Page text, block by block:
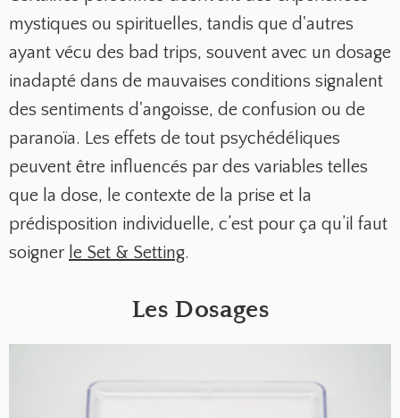
mystiques ou spirituelles, tandis que d'autres
ayant vécu des bad trips, souvent avec un dosage
inadapté dans de mauvaises conditions signalent
des sentiments d'angoisse, de confusion ou de
paranoïa. Les effets de tout psychédéliques
peuvent être influencés par des variables telles
que la dose, le contexte de la prise et la
prédisposition individuelle, c’est pour ça qu’il faut
soigner le Set & Setting.
Les Dosages